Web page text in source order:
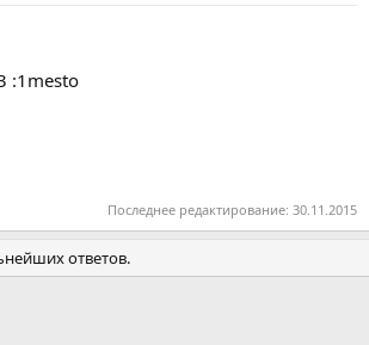
:1mesto
Последнее редактирование: 30.11.2015
ответов.